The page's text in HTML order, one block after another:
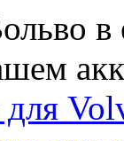
для